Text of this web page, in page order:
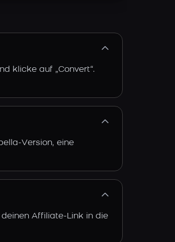
klicke auf „Convert“.
Version, eine
Affiliate-Link in die